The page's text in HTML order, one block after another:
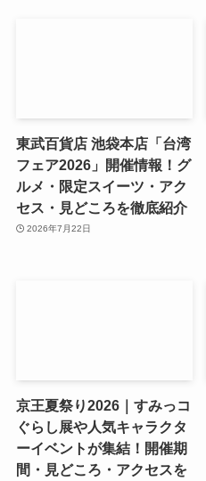
東武百貨店 池袋本店「台湾
フェア2026」開催情報！グ
ルメ・限定スイーツ・アク
セス・見どころを徹底紹介
2026年7月22日
京王夏祭り2026｜すみっコ
ぐらし展や人気キャラクタ
ーイベントが集結！開催期
間・見どころ・アクセスを